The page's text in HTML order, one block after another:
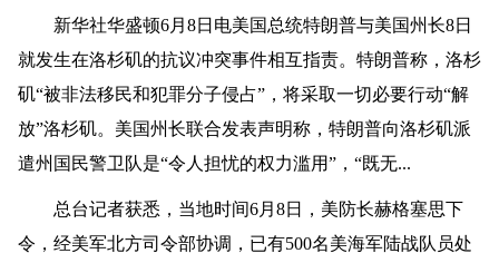
新华社华盛顿6月8日电美国总统特朗普与美国州长8日
就发生在洛杉矶的抗议冲突事件相互指责。特朗普称，洛杉
矶“被非法移民和犯罪分子侵占”，将采取一切必要行动“解
放”洛杉矶。美国州长联合发表声明称，特朗普向洛杉矶派
遣州国民警卫队是“令人担忧的权力滥用”，“既无...
总台记者获悉，当地时间6月8日，美防长赫格塞思下
令，经美军北方司令部协调，已有500名美海军陆战队员处